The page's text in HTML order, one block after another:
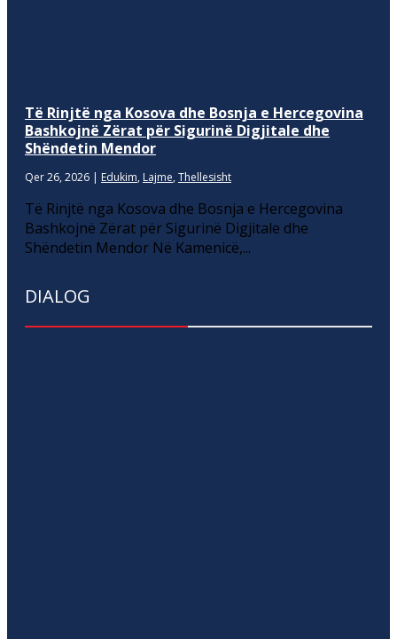
Të Rinjtë nga Kosova dhe Bosnja e Hercegovina
Bashkojnë Zërat për Sigurinë Digjitale dhe
Shëndetin Mendor
Qer 26, 2026 | Edukim, Lajme, Thellesisht
Të Rinjtë nga Kosova dhe Bosnja e Hercegovina
Bashkojnë Zërat për Sigurinë Digjitale dhe
Shëndetin Mendor Në Kamenicë,...
DIALOG